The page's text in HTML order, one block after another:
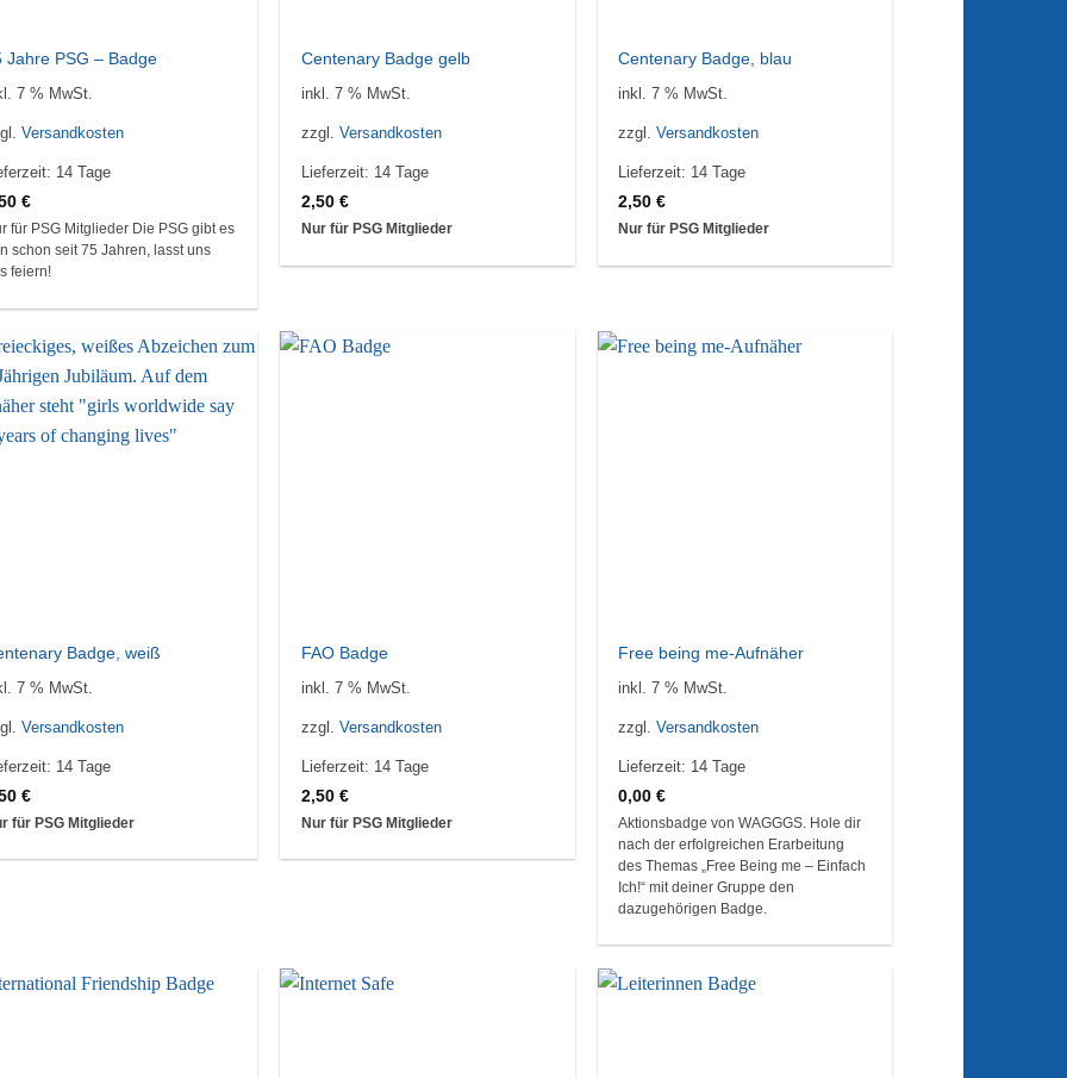
Jahre PSG – Badge
7 % MwSt.
Versandkosten
14 Tage
€
für PSG Mitglieder Die PSG gibt es
schon seit 75 Jahren, lasst uns
feiern!
Centenary Badge gelb
inkl. 7 % MwSt.
zzgl. Versandkosten
Lieferzeit: 14 Tage
2,50 €
Nur für PSG Mitglieder
Centenary Badge, blau
inkl. 7 % MwSt.
zzgl.Versandkosten
Lieferzeit: 14 Tage
2,50€
Nur für PSG Mitglieder
Auf die
Wunschliste
Badge, weiß
7 % MwSt.
Versandkosten
14 Tage
€
für PSG Mitglieder
FAO Badge
inkl. 7 % MwSt.
zzgl. Versandkosten
Lieferzeit: 14 Tage
2,50 €
Nur für PSG Mitglieder
Free being me-Aufnäher
inkl. 7 % MwSt.
zzgl.Versandkosten
Lieferzeit: 14 Tage
0,00€
Aktionsbadge von WAGGGS. Hole dir
nach der erfolgreichen Erarbeitung
des Themas „Free Being me – Einfach
Ich!“ mit deiner Gruppe den
dazugehörigen Badge.